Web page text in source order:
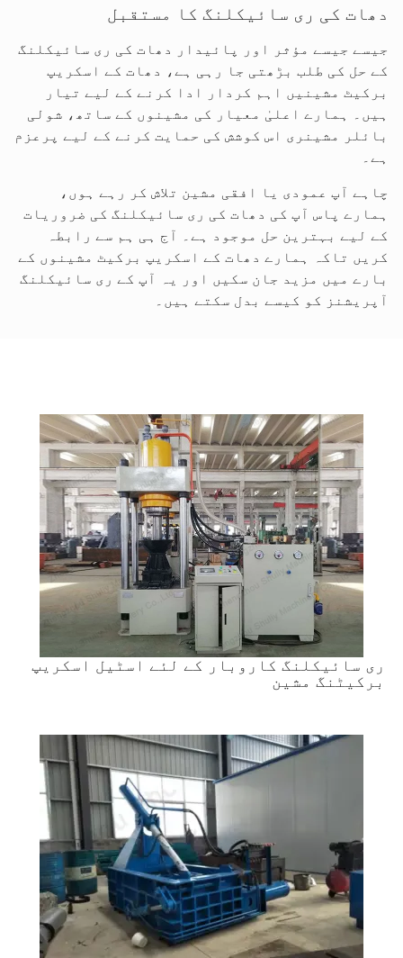
دھات کی ری سائیکلنگ کا مستقبل
جیسے جیسے مؤثر اور پائیدار دھات کی ری سائیکلنگ
کے حل کی طلب بڑھتی جا رہی ہے، دھات کے اسکریپ
برکیٹ مشینیں اہم کردار ادا کرنے کے لیے تیار
ہیں۔ ہمارے اعلیٰ معیار کی مشینوں کے ساتھ، شولی
بائلر مشینری اس کوشش کی حمایت کرنے کے لیے پرعزم
ہے۔
چاہے آپ عمودی یا افقی مشین تلاش کر رہے ہوں،
ہمارے پاس آپ کی دھات کی ری سائیکلنگ کی ضروریات
کے لیے بہترین حل موجود ہے۔ آج ہی ہم سے رابطہ
کریں تاکہ ہمارے دھات کے اسکریپ برکیٹ مشینوں کے
بارے میں مزید جان سکیں اور یہ آپ کے ری سائیکلنگ
آپریشنز کو کیسے بدل سکتے ہیں۔
ری سائیکلنگ کاروبار کے لئے اسٹیل اسکریپ
برکیٹنگ مشین